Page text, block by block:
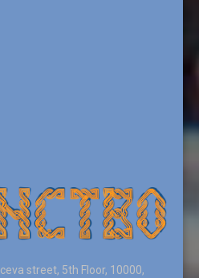
street, 5th Floor, 10000,